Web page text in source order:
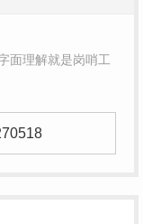
面理解就是岗哨工